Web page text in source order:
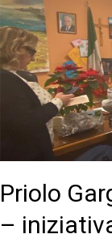
Priolo
–